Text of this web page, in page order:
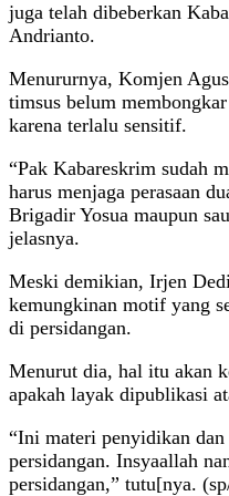
juga telah dibeberkan
Andrianto.
Menururnya, Komjen
timsus belum
karena terlalu sensitif.
“Pak Kabareskrim sudah
harus menjaga perasaan
Brigadir Yosua maupun
jelasnya.
Meski demikian, Irjen
kemungkinan motif yang
di persidangan.
Menurut dia, hal itu akan
apakah layak dipublikasi
“Ini materi penyidikan
persidangan. Insyaallah
persidangan,” tutu[nya.